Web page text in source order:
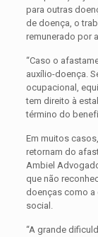
para outras
de doença, o
remunerado por
“Caso o
auxílio-doença.
ocupacional,
tem direito à
término do
Em muitos
retornam do
Ambiel
que não
doenças como a
social.
“A grande